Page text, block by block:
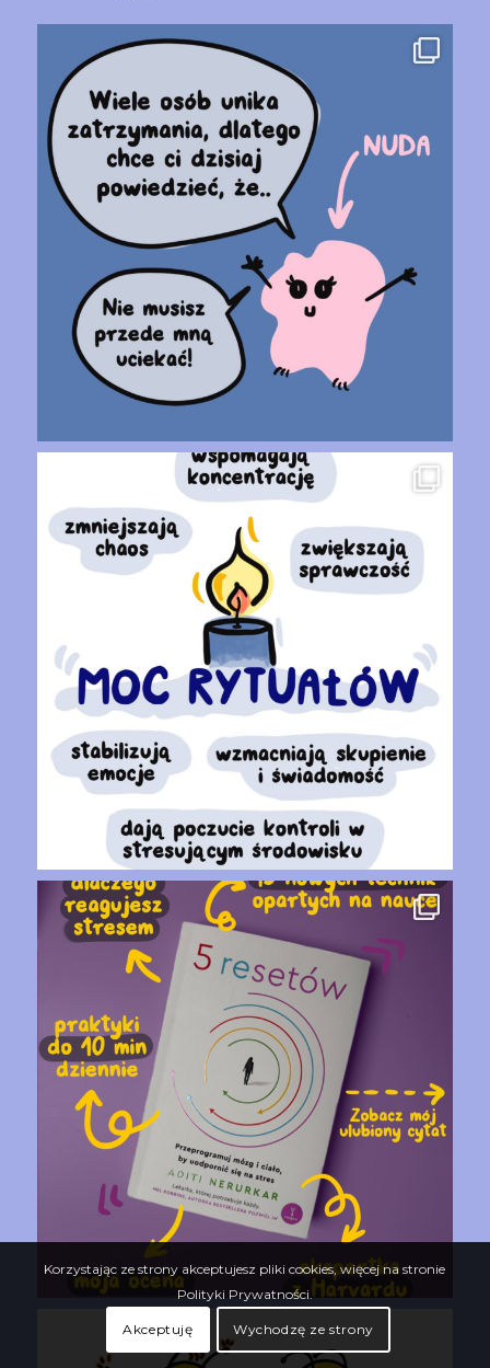
Korzystając ze strony akceptujesz pliki cookies, więcej na stronie
Polityki Prywatności.
Akceptuję Wychodzę ze strony